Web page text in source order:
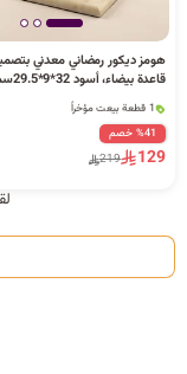
هومز ديكور رمضاني معدني
قاعدة بيضاء، أسود 32*9*29.5سم
1 قطعة بيعت مؤخراً
6 مشاهدة مؤخراً
1 قطعة بيعت مؤخراً
6 مشاهدة مؤخراً%41 خصم
129
219